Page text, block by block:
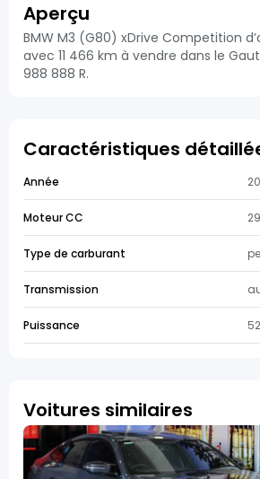
Aperçu
BMW M3 (G80) xDrive Competition
avec 11 466 km à vendre dans le
988 888 R.
Caractéristiques
Année
Moteur CC
Type de carburant
Transmission
Puissance
Voitures similaires